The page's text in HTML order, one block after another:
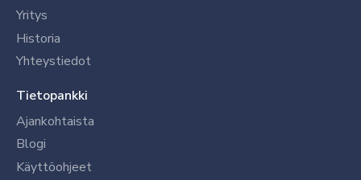
Yritys
Historia
Yhteystiedot
Tietopankki
Ajankohtaista
Blogi
Käyttöohjeet